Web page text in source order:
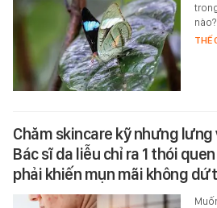
nào?
THẾ
Chăm skincare kỹ nhưng lưng
Bác sĩ da liễu chỉ ra 1 thói
phải khiến mụn mãi không dứt